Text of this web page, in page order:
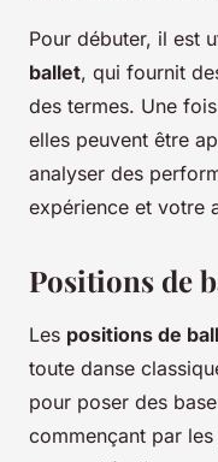
Pour débuter, il est
ballet, qui fournit
des termes. Une
elles peuvent être
analyser des
expérience et votre
Positions de
Les positions de
toute danse
pour poser des
commençant par les